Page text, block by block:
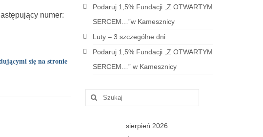
numer:
się na stronie
Podaruj 1,5% Fundacji „Z OTWARTYM
SERCEM…”w Kamesznicy
Luty – 3 szczególne dni
Podaruj 1,5% Fundacji „Z OTWARTYM
SERCEM…” w Kamesznicy
Szuklaj
sierpień 2026